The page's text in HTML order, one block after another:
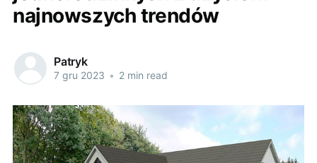
najnowszych trendów
Patryk
7 gru 2023 • 2 min read